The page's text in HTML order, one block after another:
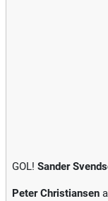
GOL! Sander
Peter Christiansen